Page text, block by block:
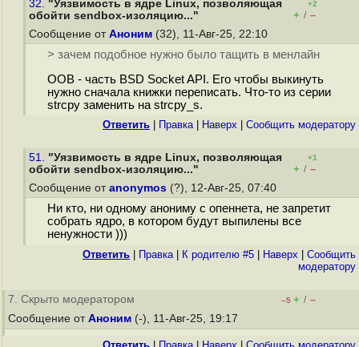
32. "Уязвимость в ядре Linux, позволяющая
обойти sendbox-изоляцию..."
+2
+ / –
Сообщение от Аноним (32), 11-Авг-25, 22:10
> зачем подобное нужно было тащить в менлайн
OOB - часть BSD Socket API. Его чтобы выкинуть
нужно сначала книжки переписать. Что-то из серии
strcpy заменить на strcpy_s.
Ответить Правка| Наверх Cообщить модератору
51. "Уязвимость в ядре Linux, позволяющая
обойти sendbox-изоляцию..."
+1
+ / –
Сообщение от anonymos (?), 12-Авг-25, 07:40
Ни кто, ни одному анониму с опеннета, не запретит
собрать ядро, в котором будут выпилены все
ненужности )))
Ответить Правка| К родителю #5 Наверх
Cообщить
модератору
7. Скрыто модератором –5 + / –
Сообщение от Аноним (-), 11-Авг-25, 19:17